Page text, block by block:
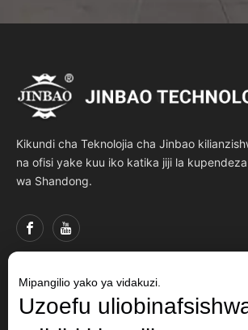
Kikundi cha Teknolojia cha Jinbao
na ofisi yake kuu iko katika jiji la
wa Shandong.
Viungo vya Haraka
Mipangilio yako ya vidakuzi.
Uzoefu